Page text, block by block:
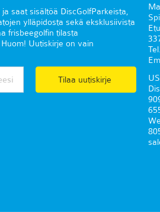
saat sisältöä DiscGolfParkeista,
ylläpidosta sekä eksklusiivista
frisbeegolfin tilasta
Uutiskirje on vain
Tilaa uutiskirje